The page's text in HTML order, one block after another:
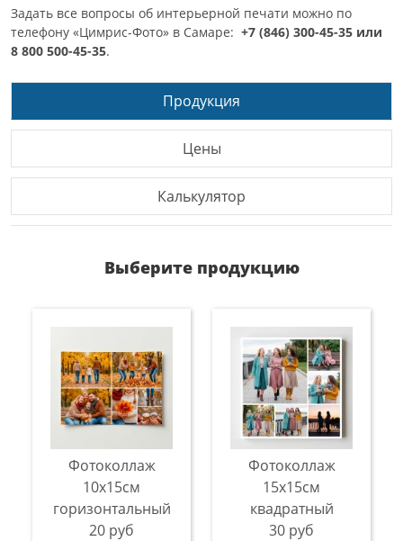
Задать все вопросы об интерьерной печати можно по
телефону «Цимрис-Фото» в Самаре: +7 (846) 300-45-35 или
8 800 500-45-35.
Продукция
Цены
Калькулятор
Выберите продукцию
Фотоколлаж
10х15см
горизонтальный
20 руб
Фотоколлаж
15х15см
квадратный
30 руб